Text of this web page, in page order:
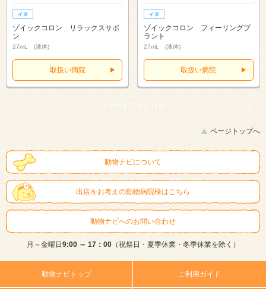
ゾイックコロン リラックスサボ
ン
27mL (液体)
取扱い病院
ゾイックコロン フィーリングプ
ラント
27mL (液体)
取扱い病院
スマートフォン | PC
ページトップへ
動物ナビについて
出店をお考えの動物病院様はこちら
動物ナビへのお問い合わせ
月～金曜日9:00 ～ 17：00（祝祭日・夏季休業・冬季休業を除く）
動物ナビトップ ご利用ガイド